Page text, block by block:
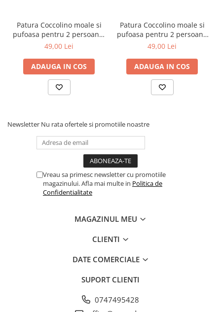
Patura Coccolino moale si
pufoasa pentru 2 persoane,
200X230 cm, Verde
49,00 Lei
ADAUGA IN COS
Patura Coccolino moale si
pufoasa pentru 2 persoane
200X230 cm Bej
49,00 Lei
ADAUGA IN COS
Newsletter Nu rata ofertele si promotiile noastre
Vreau sa primesc newsletter cu promotiile
magazinului. Afla mai multe in Politica de
Confidentialitate
MAGAZINUL MEU
CLIENTI
DATE COMERCIALE
SUPORT CLIENTI
0747495428